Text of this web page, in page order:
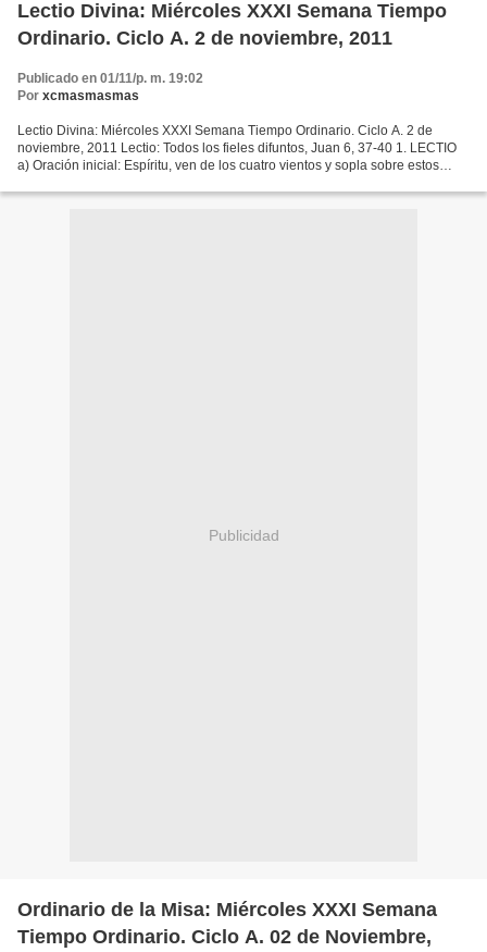
Lectio Divina: Miércoles XXXI Semana Tiempo
Ordinario. Ciclo A. 2 de noviembre, 2011
Publicado en 01/11/p. m. 19:02
Por xcmasmasmas
Lectio Divina: Miércoles XXXI Semana Tiempo Ordinario. Ciclo A. 2 de
noviembre, 2011 Lectio: Todos los fieles difuntos, Juan 6, 37-40 1. LECTIO
a) Oración inicial: Espíritu, ven de los cuatro vientos y sopla sobre estos
Publicidad
Ordinario de la Misa: Miércoles XXXI Semana
Tiempo Ordinario. Ciclo A. 02 de Noviembre,